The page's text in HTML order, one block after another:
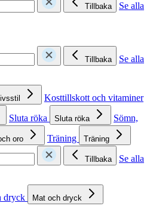
Tillbaka
Se alla
Tillbaka
Se alla
Kosttillskott och vitaminer
Sluta röka Sluta röka
Sömn,
oro Träning Träning
Tillbaka
Se alla
dryck Mat och dryck